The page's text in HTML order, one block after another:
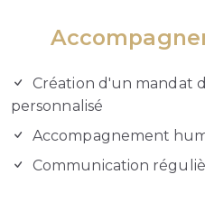
Création d'un mandat
personnalisé
Accompagnement
Communication